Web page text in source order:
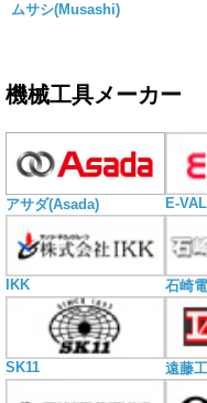
ムサシ(Musashi)
機械工具メーカー
アサダ(Asada) E-
IKK 石崎
SK11 遠藤